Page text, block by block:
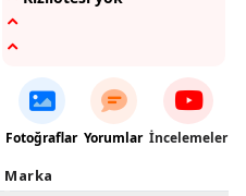
Fotoğraflar Yorumlar İncelemeler
Marka